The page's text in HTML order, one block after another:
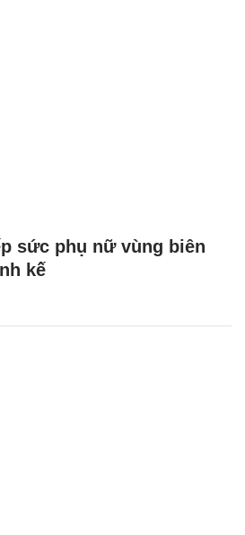
sức phụ nữ vùng biên
kế